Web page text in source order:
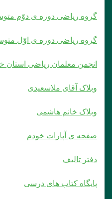
گروه ریاضی دوره ی دوّم
گروه ریاضی دوره ی اوّل
انجمن معلمان ریاضی استان
وبلاک آقای ملاسعیدی
وبلاک خانم هاشمی
صفحه ی آپارات خودم
دفتر تالیف
پایگاه کتاب های درسی